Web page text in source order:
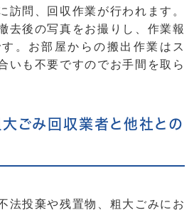
訪問、回収作業が行われます。
去後の写真をお撮りし、作業報
。お部屋からの搬出作業はス
いも不要ですのでお手間を取ら
ごみ回収業者と他社との
法投棄や残置物、粗大ごみにお